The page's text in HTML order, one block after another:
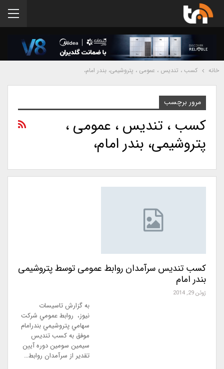
خانه کسب ، تندیس ، عمومی ، پتروشیمی، بندر امام،
مرور برچسب
کسب ، تندیس ، عمومی ،
پتروشیمی، بندر امام،
کسب تندیس سرآمدان روابط عمومی توسط پتروشیمی
بندر امام
ژوئن 29, 2014
به گزارش تاسیسات
نیوز، روابط عمومي شركت
سهامي پتروشيمي بندرامام
موفق به كسب تندیس
سیمین سومین دوره آیین
تقدیر از سرآمدان روابط…